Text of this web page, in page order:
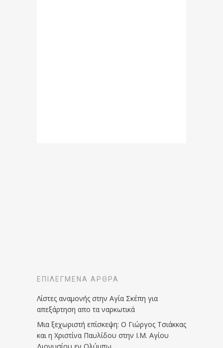
ΕΠΙΛΕΓΜΈΝΑ ΆΡΘΡΑ
Λίστες αναμονής στην Αγία Σκέπη για
απεξάρτηση απο τα ναρκωτικά
Μια ξεχωριστή επίσκεψη: Ο Γιώργος Τσιάκκας
και η Χριστίνα Παυλίδου στην Ι.Μ. Αγίου